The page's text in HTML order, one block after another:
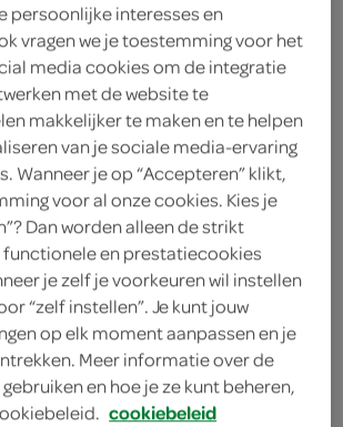
aperitieven
baby
dieren, kiosk
voor actuele prijzen en assortiment
persoonlijke interesses en
vragen we je toestemming voor het
media cookies om de integratie
met de website te
makkelijker te maken en te helpen
van je sociale media-ervaring
Wanneer je op “Accepteren” klikt,
voor al onze cookies. Kies je
Dan worden alleen de strikt
en prestatiecookies
je zelf je voorkeuren wil instellen
“zelf instellen”. Je kunt jouw
op elk moment aanpassen en je
Meer informatie over de
en hoe je ze kunt beheren,
cookiebeleid